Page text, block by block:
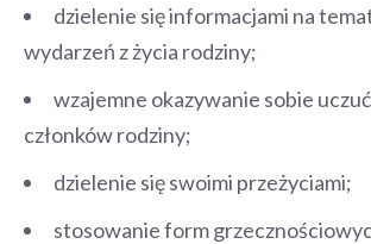
dzielenie się informacjami na
wydarzeń z życia rodziny;
wzajemne okazywanie sobie
członków rodziny;
dzielenie się swoimi przeżyciami;
stosowanie form